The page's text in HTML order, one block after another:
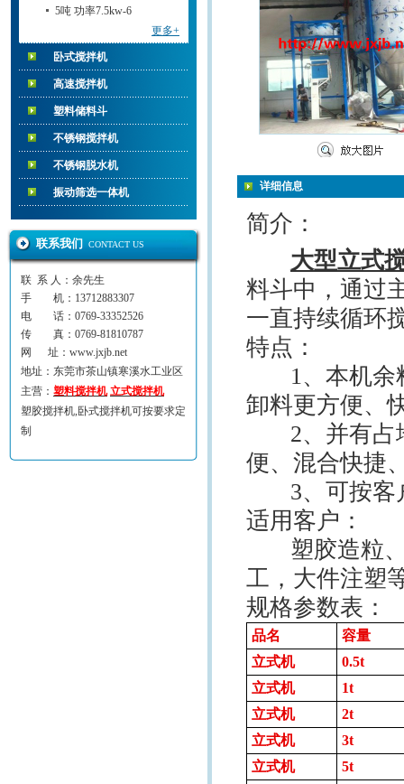
5吨 功率7.5kw-6
更多+
卧式搅拌机
高速搅拌机
塑料储料斗
不锈钢搅拌机
不锈钢脱水机
振动筛选一体机
联系我们 CONTACT US
联 系 人：余先生
手 机：13712883307
电 话：0769-33352526
传 真：0769-81810787
网 址：www.jxjb.net
地址：东莞市茶山镇寒溪水工业区
主营： 塑料搅拌机 立式搅拌机
塑胶搅拌机,卧式搅拌机可按要求定
制
详细信息
简介：
大型立式
料斗中，通过
一直持续循环
特点：
1、本机余
卸料更方便、
2、并有占
便、混合快捷
3、可按客
适用客户：
塑胶造粒、
工，大件注塑
规格参数表：
品名
容量
立式机
0.5t
立式机
1t
立式机
2t
立式机
3t
立式机
5t